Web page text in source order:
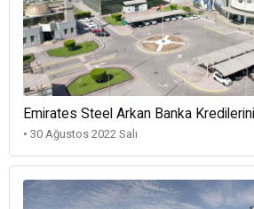
Emirates Steel Arkan Banka
• 30 Ağustos 2022 Salı